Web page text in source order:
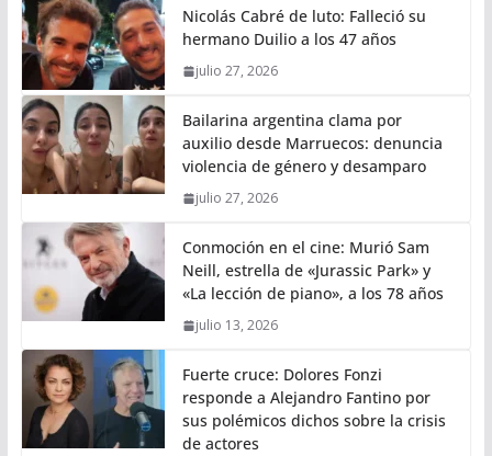
Nicolás Cabré de luto: Falleció su
hermano Duilio a los 47 años
julio 27, 2026
Bailarina argentina clama por
auxilio desde Marruecos: denuncia
violencia de género y desamparo
julio 27, 2026
Conmoción en el cine: Murió Sam
Neill, estrella de «Jurassic Park» y
«La lección de piano», a los 78 años
julio 13, 2026
Fuerte cruce: Dolores Fonzi
responde a Alejandro Fantino por
sus polémicos dichos sobre la crisis
de actores